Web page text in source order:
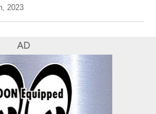
2023
AD